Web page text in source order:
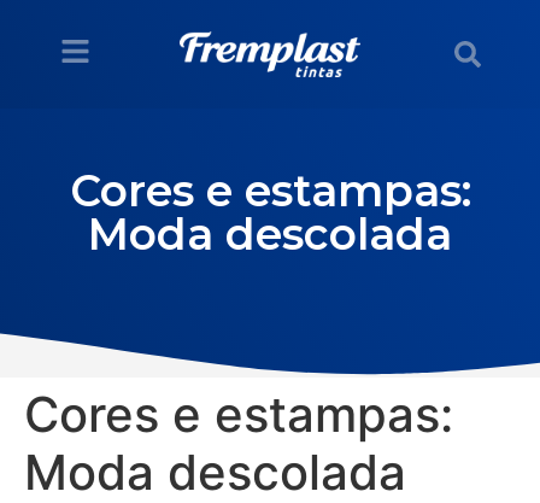
Cores e estampas:
Moda descolada
Cores e estampas:
Moda descolada